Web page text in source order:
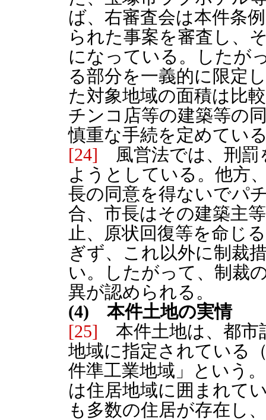
ば、右審査会は本件条
られた事案を審査し、
になっている。したが
る部分を一義的に限定
た対象地域の面積は比
チンコ店等の建築等の
慎重な手続を定めてい
[24] 風営法では、刑罰
ようとしている。他方
長の同意を得ないでパ
合、市長はその建築主
止、原状回復等を命じ
ぎず、これ以外に制裁
い。したがって、制裁
異が認められる。
(4) 本件土地の実情
[25] 本件土地は、都市
地域に指定されている
件準工業地域」という
は住居地域に囲まれて
も多数の住居が存在し